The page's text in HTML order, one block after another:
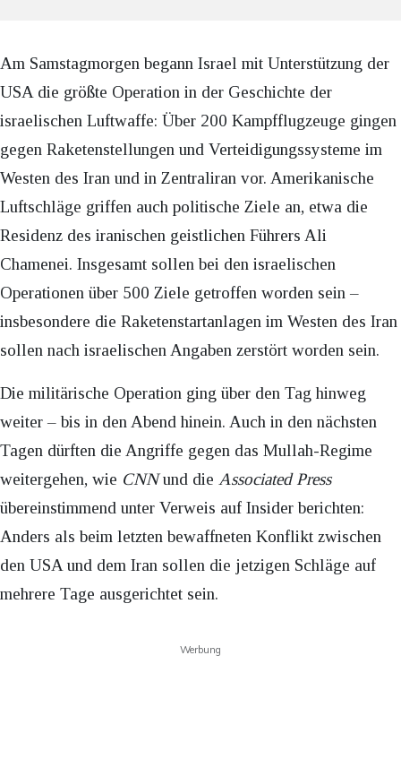
Am Samstagmorgen begann Israel mit Unterstützung der
USA die größte Operation in der Geschichte der
israelischen Luftwaffe: Über 200 Kampfflugzeuge gingen
gegen Raketenstellungen und Verteidigungssysteme im
Westen des Iran und in Zentraliran vor. Amerikanische
Luftschläge griffen auch politische Ziele an, etwa die
Residenz des iranischen geistlichen Führers Ali
Chamenei. Insgesamt sollen bei den israelischen
Operationen über 500 Ziele getroffen worden sein –
insbesondere die Raketenstartanlagen im Westen des Iran
sollen nach israelischen Angaben zerstört worden sein.
Die militärische Operation ging über den Tag hinweg
weiter – bis in den Abend hinein. Auch in den nächsten
Tagen dürften die Angriffe gegen das Mullah-Regime
weitergehen, wie CNNund die Associated Press
übereinstimmend unter Verweis auf Insider berichten:
Anders als beim letzten bewaffneten Konflikt zwischen
den USA und dem Iran sollen die jetzigen Schläge auf
mehrere Tage ausgerichtet sein.
Werbung